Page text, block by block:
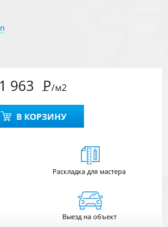
1 963 Р/м2
В КОРЗИНУ
Раскладка для мастера
Выезд на объект